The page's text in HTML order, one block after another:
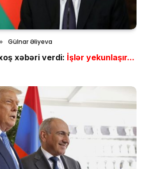
Gülnar Əliyeva
xəbəri verdi: İşlər yekunlaşır...